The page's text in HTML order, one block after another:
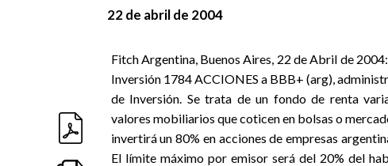
22 de abril de 2004
Fitch Argentina, Buenos Aires, 22 de Abril de
Inversión 1784 ACCIONES a BBB+ (arg),
de Inversión. Se trata de un fondo de renta
valores mobiliarios que coticen en bolsas o
invertirá un 80% en acciones de empresas
El límite máximo por emisor será del 20% del